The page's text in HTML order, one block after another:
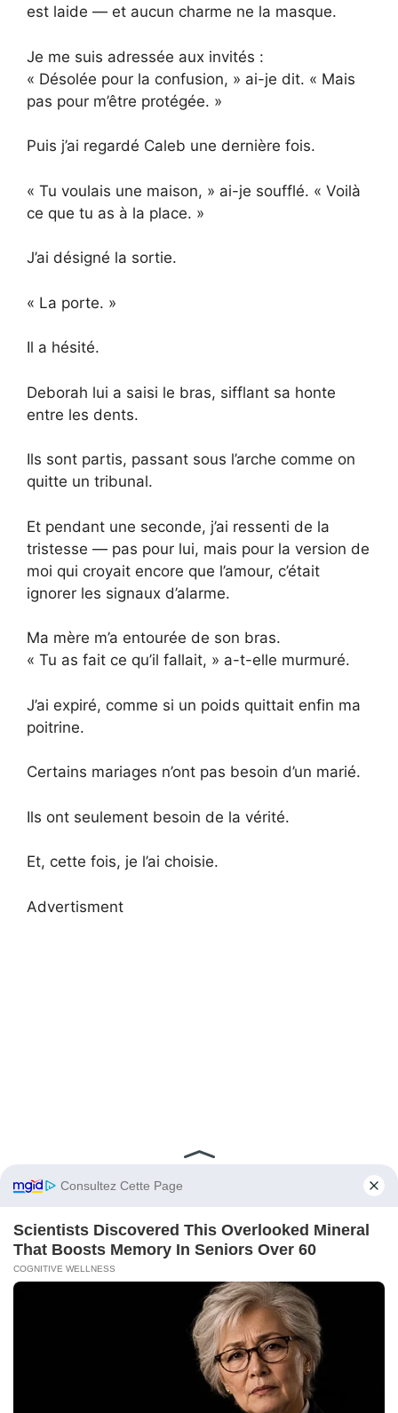
est laide — et aucun charme ne la masque.
Je me suis adressée aux invités :
« Désolée pour la confusion, » ai-je dit. « Mais
pas pour m’être protégée. »
Puis j’ai regardé Caleb une dernière fois.
« Tu voulais une maison, » ai-je soufflé. « Voilà
ce que tu as à la place. »
J’ai désigné la sortie.
« La porte. »
Il a hésité.
Deborah lui a saisi le bras, sifflant sa honte
entre les dents.
Ils sont partis, passant sous l’arche comme on
quitte un tribunal.
Et pendant une seconde, j’ai ressenti de la
tristesse — pas pour lui, mais pour la version de
moi qui croyait encore que l’amour, c’était
ignorer les signaux d’alarme.
Ma mère m’a entourée de son bras.
« Tu as fait ce qu’il fallait, » a-t-elle murmuré.
J’ai expiré, comme si un poids quittait enfin ma
poitrine.
Certains mariages n’ont pas besoin d’un marié.
Ils ont seulement besoin de la vérité.
Et, cette fois, je l’ai choisie.
Advertisment